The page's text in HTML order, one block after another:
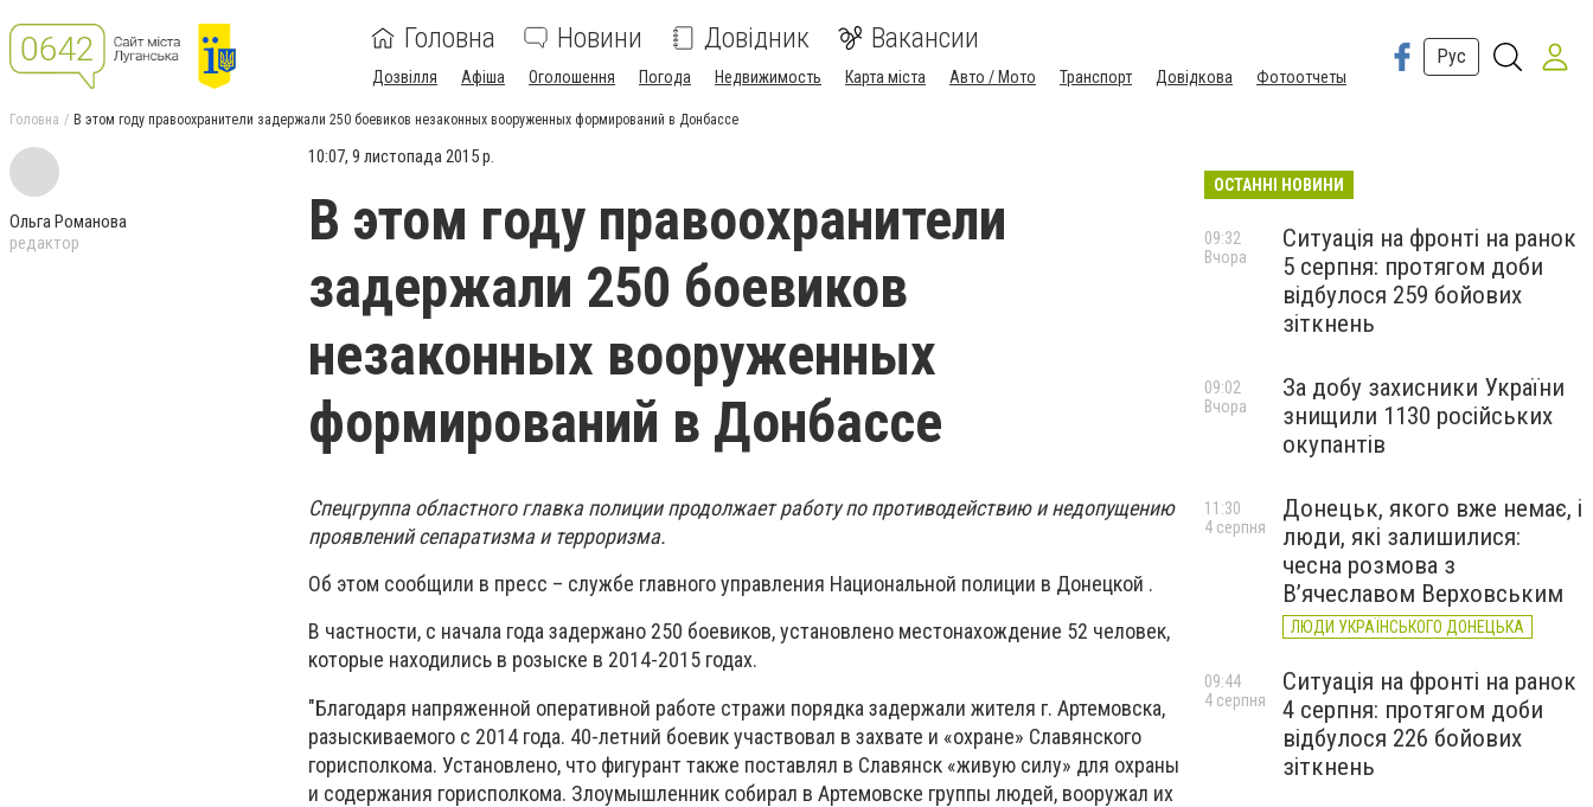
Головна Новини Довідник Вакансии
Дозвілля Афіша Оголошення Погода Недвижимость Карта міста Авто / Мото Транспорт Довідкова Фотоотчеты
Рус
Головна В этом году правоохранители задержали 250 боевиков незаконных вооруженных формирований в Донбассе
Ольга Романова
редактор
10:07, 9 листопада 2015 р.
В этом году правоохранители
задержали 250 боевиков
незаконных вооруженных
формирований в Донбассе
Спецгруппа областного главка полиции продолжает работу по противодействию и недопущению
проявлений сепаратизма и терроризма.
Об этом сообщили в пресс – службе главного управления Национальной полиции в Донецкой .
В частности, с начала года задержано 250 боевиков, установлено местонахождение 52 человек,
которые находились в розыске в 2014-2015 годах.
"Благодаря напряженной оперативной работе стражи порядка задержали жителя г. Артемовска,
разыскиваемого с 2014 года. 40-летний боевик участвовал в захвате и «охране» Славянского
горисполкома. Установлено, что фигурант также поставлял в Славянск «живую силу» для охраны
и содержания горисполкома. Злоумышленник собирал в Артемовске группы людей, вооружал их
ОСТАННІ НОВИНИ
Ситуація на фронті на ранок
5 серпня: протягом доби
відбулося 259 бойових
зіткнень
09:32
Вчора
За добу захисники України
знищили 1130 російських
окупантів
09:02
Вчора
Донецьк, якого вже немає, і
люди, які залишилися:
чесна розмова з
В’ячеславом Верховським
ЛЮДИ УКРАЇНСЬКОГО ДОНЕЦЬКА
11:30
4 серпня
Ситуація на фронті на ранок
4 серпня: протягом доби
відбулося 226 бойових
зіткнень
09:44
4 серпня